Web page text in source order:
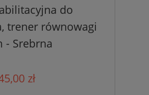
do
trener równowagi
- Srebrna
zł